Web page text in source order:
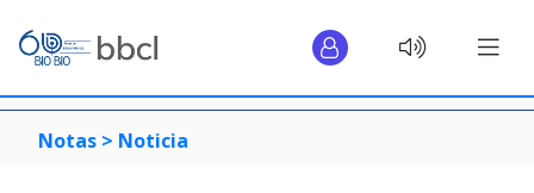
Notas > Noticia